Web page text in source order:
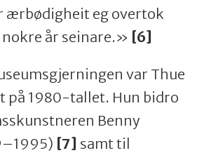
ærbødigheit eg overtok
år seinare.» [6]
var Thue
på 1980-tallet. Hun bidro
Benny
[7] samt til